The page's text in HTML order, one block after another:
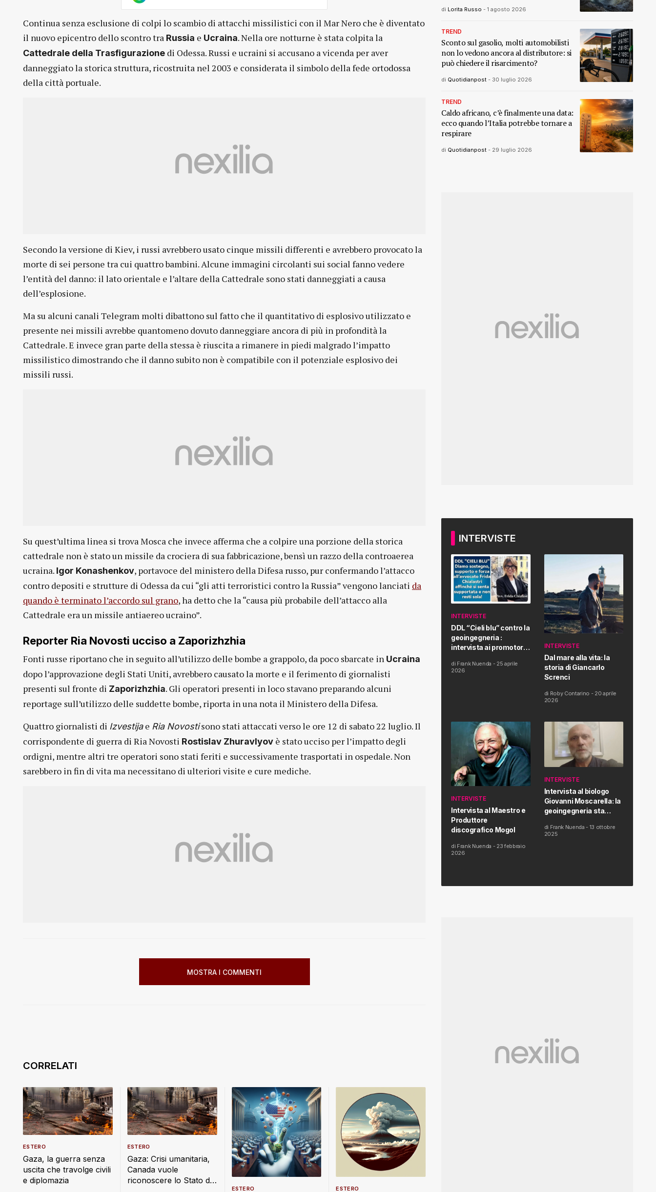
Continua senza esclusione di colpi lo scambio di attacchi missilistici con il Mar Nero che è diventato
il nuovo epicentro dello scontro tra Russia e Ucraina. Nella ore notturne è stata colpita la
Cattedrale della Trasfigurazione di Odessa. Russi e ucraini si accusano a vicenda per aver
danneggiato la storica struttura, ricostruita nel 2003 e considerata il simbolo della fede ortodossa
della città portuale.
Secondo la versione di Kiev, i russi avrebbero usato cinque missili differenti e avrebbero provocato la
morte di sei persone tra cui quattro bambini. Alcune immagini circolanti sui social fanno vedere
l’entità del danno: il lato orientale e l’altare della Cattedrale sono stati danneggiati a causa
dell’esplosione.
Ma su alcuni canali Telegram molti dibattono sul fatto che il quantitativo di esplosivo utilizzato e
presente nei missili avrebbe quantomeno dovuto danneggiare ancora di più in profondità la
Cattedrale. E invece gran parte della stessa è riuscita a rimanere in piedi malgrado l’impatto
missilistico dimostrando che il danno subito non è compatibile con il potenziale esplosivo dei
missili russi.
Su quest’ultima linea si trova Mosca che invece afferma che a colpire una porzione della storica
cattedrale non è stato un missile da crociera di sua fabbricazione, bensì un razzo della controaerea
ucraina. Igor Konashenkov, portavoce del ministero della Difesa russo, pur confermando l’attacco
contro depositi e strutture di Odessa da cui “gli atti terroristici contro la Russia” vengono lanciati da
quando è terminato l’accordo sul grano, ha detto che la “causa più probabile dell’attacco alla
Cattedrale era un missile antiaereo ucraino”.
Reporter Ria Novosti ucciso a Zaporizhzhia
Fonti russe riportano che in seguito all’utilizzo delle bombe a grappolo, da poco sbarcate in Ucraina
dopo l’approvazione degli Stati Uniti, avrebbero causato la morte e il ferimento di giornalisti
presenti sul fronte di Zaporizhzhia. Gli operatori presenti in loco stavano preparando alcuni
reportage sull’utilizzo delle suddette bombe, riporta in una nota il Ministero della Difesa.
Quattro giornalisti di Izvestijae Ria Novostisono stati attaccati verso le ore 12 di sabato 22 luglio. Il
corrispondente di guerra di Ria Novosti Rostislav Zhuravlyov è stato ucciso per l’impatto degli
ordigni, mentre altri tre operatori sono stati feriti e successivamente trasportati in ospedale. Non
sarebbero in fin di vita ma necessitano di ulteriori visite e cure mediche.
MOSTRA I COMMENTI
Gaza, la guerra senza
uscita che travolge civili
e diplomazia
ESTERO
Gaza: Crisi umanitaria,
Canada vuole
riconoscere lo Stato di
ESTERO
ESTERO ESTERO
di Lorita Russo - 1 agosto 2026
TREND
Sconto sul gasolio, molti automobilisti
non lo vedono ancora al distributore: si
può chiedere il risarcimento?
di Quotidianpost - 30 luglio 2026
TREND
Caldo africano, c’è finalmente una data:
ecco quando l’Italia potrebbe tornare a
respirare
di Quotidianpost - 29 luglio 2026
INTERVISTE
INTERVISTE
DDL “Cieli blu” contro la
geoingegneria :
intervista ai promotori
Proposta di Legge
di Frank Nuenda - 25 aprile
2026
INTERVISTE
Dal mare alla vita: la
storia di Giancarlo
Screnci
di Roby Contarino - 20 aprile
2026
INTERVISTE
Intervista al Maestro e
Produttore
discografico Mogol
di Frank Nuenda - 23 febbraio
2026
INTERVISTE
Intervista al biologo
Giovanni Moscarella: la
geoingegneria sta
salute dell’uomo
di Frank Nuenda - 13 ottobre
2025